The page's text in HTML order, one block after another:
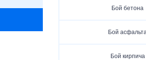
Бой бетона
Бой
Бой кирпича